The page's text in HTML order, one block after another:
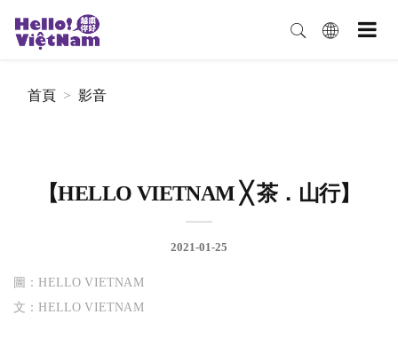
首頁 影音
【HELLO VIETNAM ╳ 茶．山行】
2021-01-25
圖：HELLO VIETNAM
文：HELLO VIETNAM